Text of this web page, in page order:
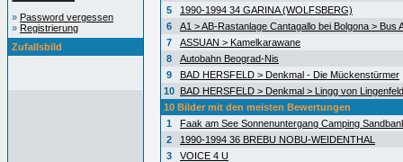
» Password vergessen
» Registrierung
Zufallsbild
5
1990-1994 34 GARINA (WOLFSBERG)
6
A1 > AB-Rastanlage Cantagallo bei Bolgona > Bus
7
ASSUAN > Kamelkarawane
8
Autobahn Beograd-Nis
9
BAD HERSFELD > Denkmal - Die Mückenstürmer
10 BAD HERSFELD > Denkmal > Lingg von Lingenfeld
10 Bilder mit den meisten Bewertungen
1
Faak am See Sonnenuntergang Camping
2
1990-1994 36 BREBU NOBU-WEIDENTHAL
3
VOICE 4 U